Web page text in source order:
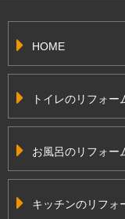
HOME
トイレのリフォー
お風呂のリフォー
キッチンのリフォ